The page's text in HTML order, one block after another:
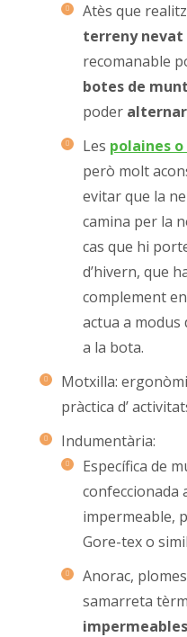
Atès que
terreny
recomanable
botes de
poder
Les polaines
però molt
evitar que la
camina per la
cas que hi
d’hivern, que
complement
actua a modus
a la bota.
Motxilla:
pràctica d’
Indumentària:
Específica de
confeccionada
impermeable,
Gore-tex o
Anorac,
samarreta
impermeables